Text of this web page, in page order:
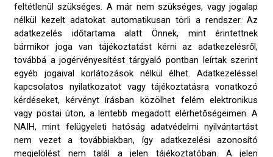
feltétlenül szükséges. A már nem szükséges, vagy jogalap
nélkül kezelt adatokat automatikusan törli a rendszer. Az
adatkezelés időtartama alatt Önnek, mint érintettnek
bármikor joga van tájékoztatást kérni az adatkezelésről,
továbbá a jogérvényesítést tárgyaló pontban leírtak szerint
egyéb jogaival korlátozások nélkül élhet. Adatkezeléssel
kapcsolatos nyilatkozatot vagy tájékoztatásra vonatkozó
kérdéseket, kérvényt írásban közölhet felém elektronikus
vagy postai úton, a lentebb megadott elérhetőségeimen. A
NAIH, mint felügyeleti hatóság adatvédelmi nyilvántartást
nem vezet a továbbiakban, így adatkezelési azonosító
megjelölést nem talál a jelen tájékoztatóban. A jelen